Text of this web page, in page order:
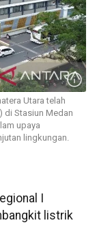
Utara telah
di Stasiun Medan
upaya
lingkungan.
I
listrik